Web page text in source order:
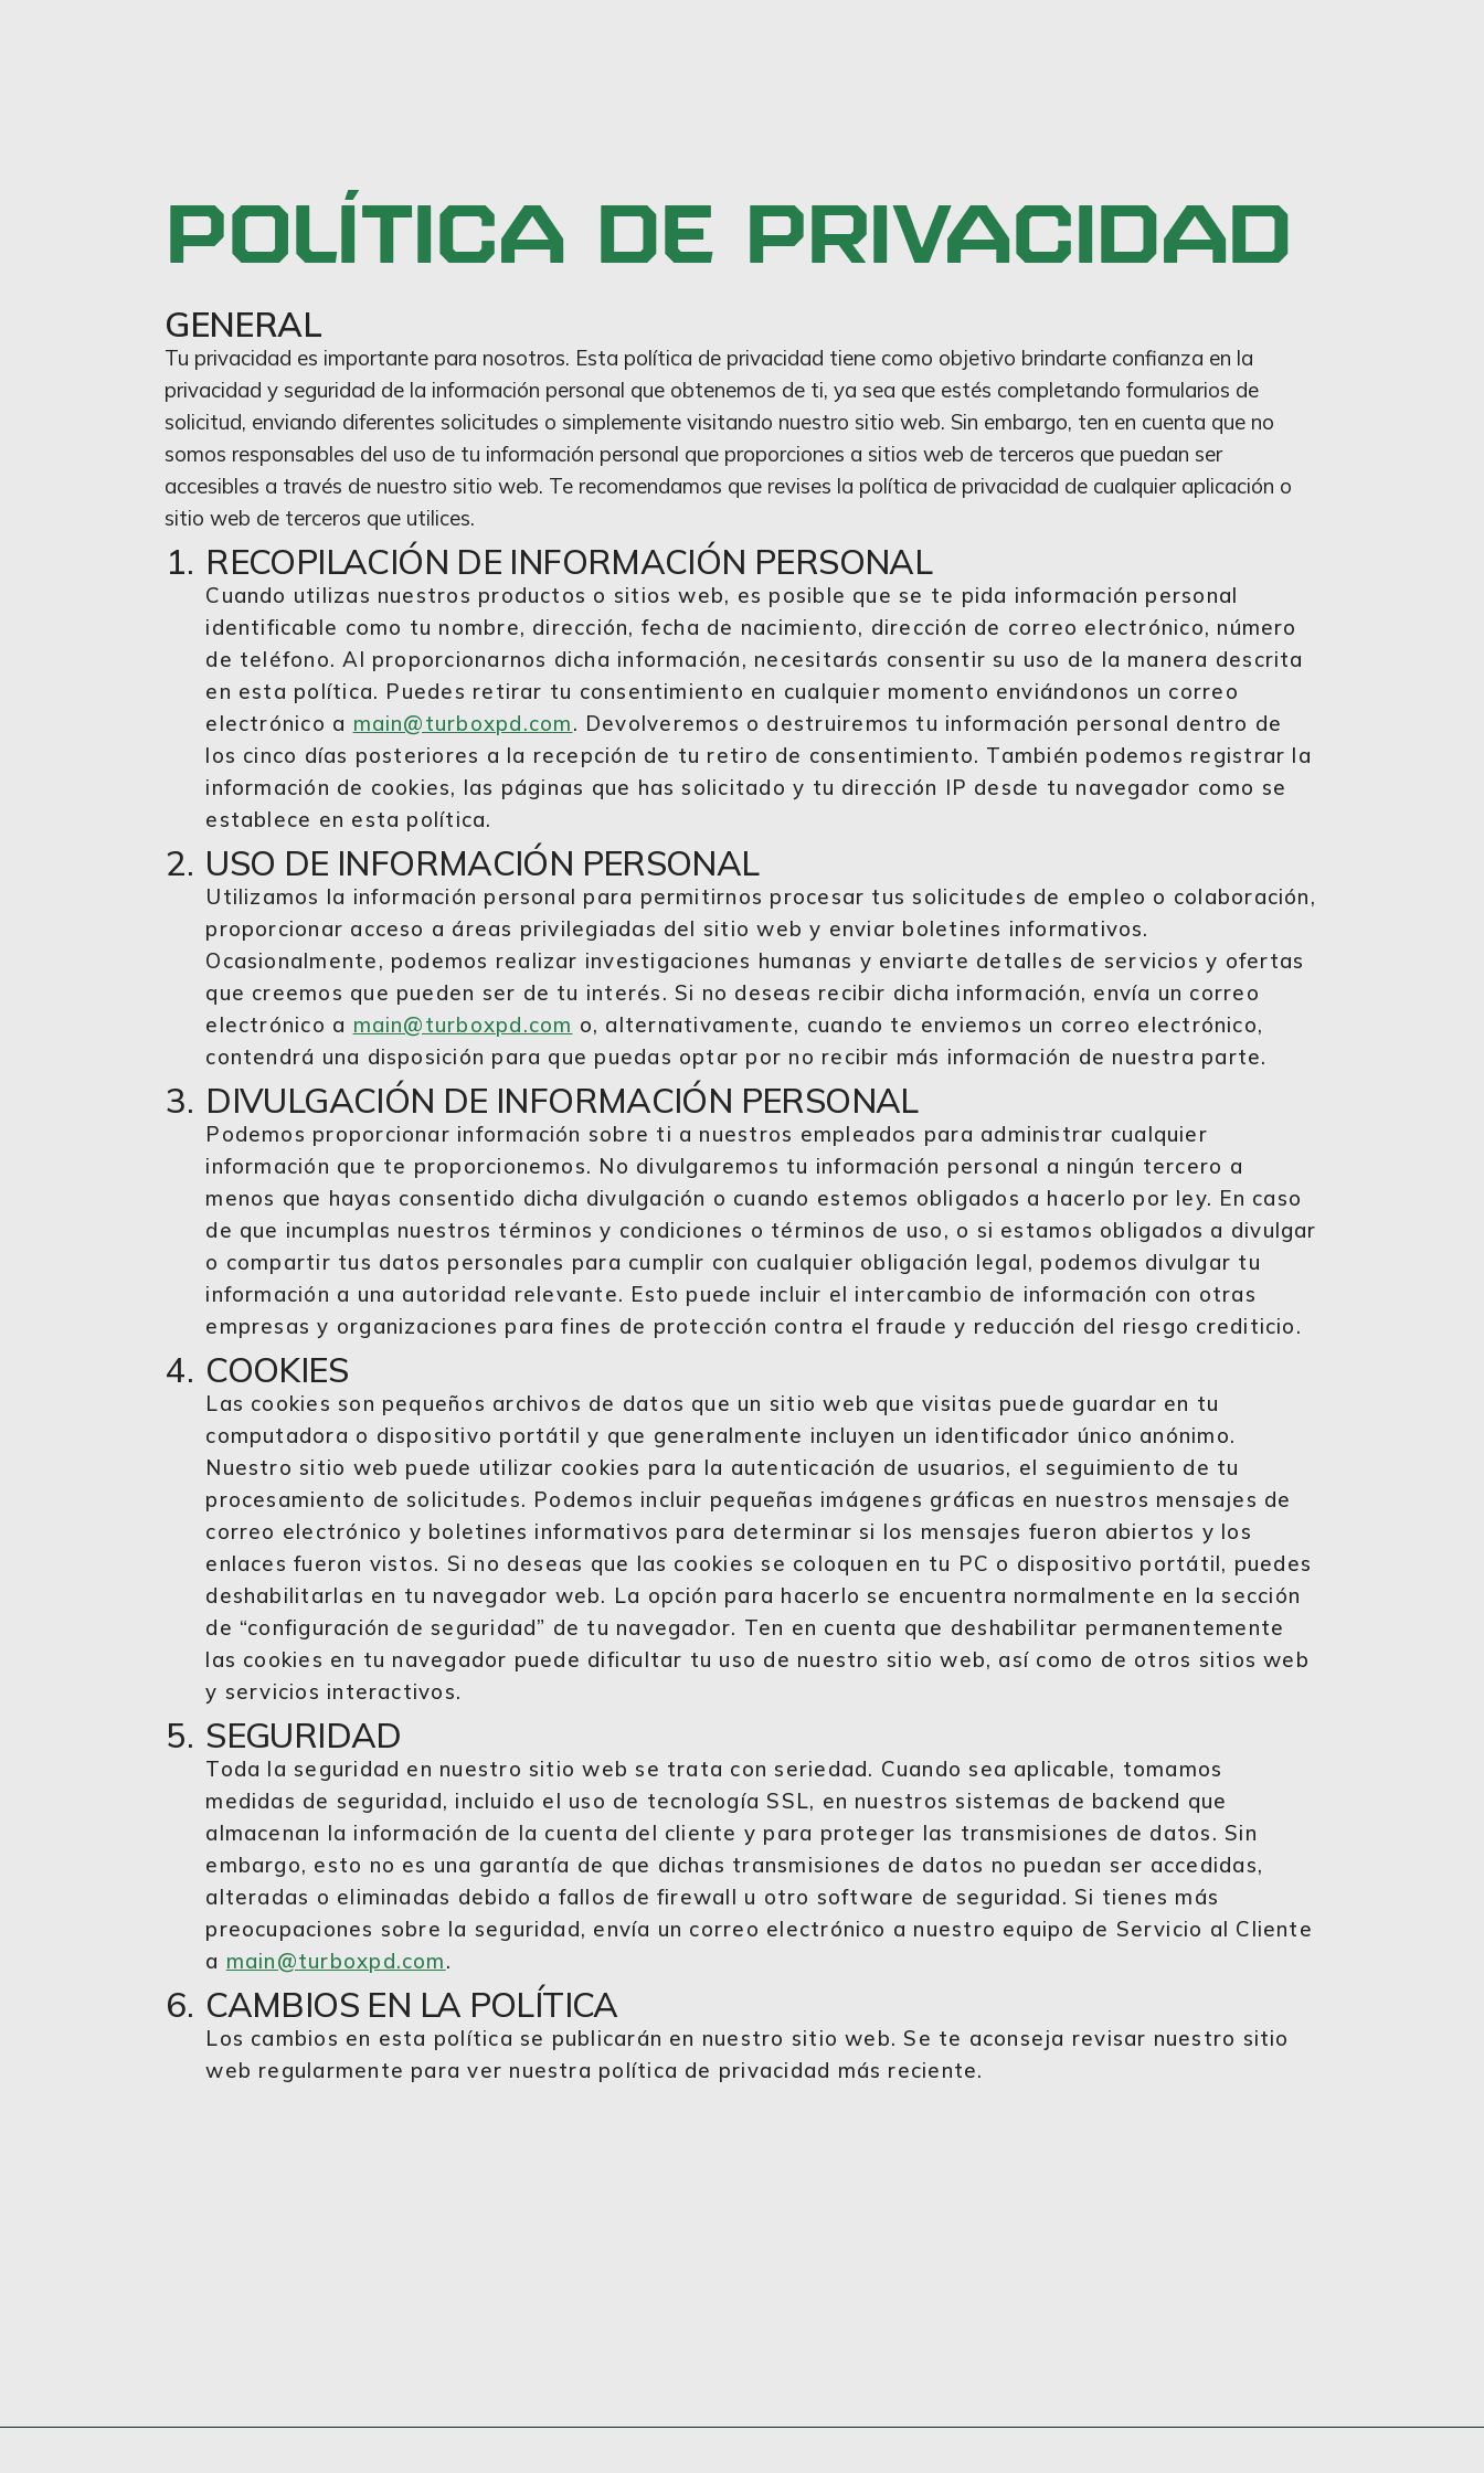
POLÍTICA DE PRIVACIDAD
GENERAL
Tu privacidad es importante para nosotros. Esta política de privacidad tiene como objetivo brindarte confianza en la
privacidad y seguridad de la información personal que obtenemos de ti, ya sea que estés completando formularios de
solicitud, enviando diferentes solicitudes o simplemente visitando nuestro sitio web. Sin embargo, ten en cuenta que no
somos responsables del uso de tu información personal que proporciones a sitios web de terceros que puedan ser
accesibles a través de nuestro sitio web. Te recomendamos que revises la política de privacidad de cualquier aplicación o
sitio web de terceros que utilices.
RECOPILACIÓN DE INFORMACIÓN PERSONAL
Cuando utilizas nuestros productos o sitios web, es posible que se te pida información personal
identificable como tu nombre, dirección, fecha de nacimiento, dirección de correo electrónico, número
de teléfono. Al proporcionarnos dicha información, necesitarás consentir su uso de la manera descrita
en esta política. Puedes retirar tu consentimiento en cualquier momento enviándonos un correo
electrónico a main@turboxpd.com. Devolveremos o destruiremos tu información personal dentro de
los cinco días posteriores a la recepción de tu retiro de consentimiento. También podemos registrar la
información de cookies, las páginas que has solicitado y tu dirección IP desde tu navegador como se
establece en esta política.
USO DE INFORMACIÓN PERSONAL
Utilizamos la información personal para permitirnos procesar tus solicitudes de empleo o colaboración,
proporcionar acceso a áreas privilegiadas del sitio web y enviar boletines informativos.
Ocasionalmente, podemos realizar investigaciones humanas y enviarte detalles de servicios y ofertas
que creemos que pueden ser de tu interés. Si no deseas recibir dicha información, envía un correo
electrónico a main@turboxpd.com o, alternativamente, cuando te enviemos un correo electrónico,
contendrá una disposición para que puedas optar por no recibir más información de nuestra parte.
DIVULGACIÓN DE INFORMACIÓN PERSONAL
Podemos proporcionar información sobre ti a nuestros empleados para administrar cualquier
información que te proporcionemos. No divulgaremos tu información personal a ningún tercero a
menos que hayas consentido dicha divulgación o cuando estemos obligados a hacerlo por ley. En caso
de que incumplas nuestros términos y condiciones o términos de uso, o si estamos obligados a divulgar
o compartir tus datos personales para cumplir con cualquier obligación legal, podemos divulgar tu
información a una autoridad relevante. Esto puede incluir el intercambio de información con otras
empresas y organizaciones para fines de protección contra el fraude y reducción del riesgo crediticio.
COOKIES
Las cookies son pequeños archivos de datos que un sitio web que visitas puede guardar en tu
computadora o dispositivo portátil y que generalmente incluyen un identificador único anónimo.
Nuestro sitio web puede utilizar cookies para la autenticación de usuarios, el seguimiento de tu
procesamiento de solicitudes. Podemos incluir pequeñas imágenes gráficas en nuestros mensajes de
correo electrónico y boletines informativos para determinar si los mensajes fueron abiertos y los
enlaces fueron vistos. Si no deseas que las cookies se coloquen en tu PC o dispositivo portátil, puedes
deshabilitarlas en tu navegador web. La opción para hacerlo se encuentra normalmente en la sección
de “configuración de seguridad” de tu navegador. Ten en cuenta que deshabilitar permanentemente
las cookies en tu navegador puede dificultar tu uso de nuestro sitio web, así como de otros sitios web
y servicios interactivos.
SEGURIDAD
Toda la seguridad en nuestro sitio web se trata con seriedad. Cuando sea aplicable, tomamos
medidas de seguridad, incluido el uso de tecnología SSL, en nuestros sistemas de backend que
almacenan la información de la cuenta del cliente y para proteger las transmisiones de datos. Sin
embargo, esto no es una garantía de que dichas transmisiones de datos no puedan ser accedidas,
alteradas o eliminadas debido a fallos de firewall u otro software de seguridad. Si tienes más
preocupaciones sobre la seguridad, envía un correo electrónico a nuestro equipo de Servicio al Cliente
a main@turboxpd.com.
CAMBIOS EN LA POLÍTICA
Los cambios en esta política se publicarán en nuestro sitio web. Se te aconseja revisar nuestro sitio
web regularmente para ver nuestra política de privacidad más reciente.